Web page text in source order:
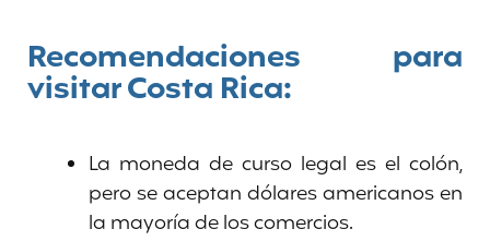
Recomendaciones para
visitar Costa Rica:
La moneda de curso legal es el colón,
pero se aceptan dólares americanos en
la mayoría de los comercios.